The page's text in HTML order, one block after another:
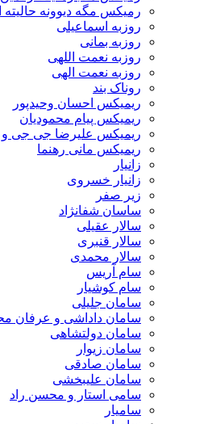
رمیکس مگه دیوونه
روزبه اسماعیلی
روزبه بمانی
روزبه نعمت اللهی
روزبه نعمت الهی
روناک بند
ریمیکس احسان وحیدپور
ریمیکس پیام محمودیان
ریمیکس علیرضا جی جی و
ریمیکس مانی رهنما
زانیار
زانیار خسروی
زیر صفر
ساسان شفانژاد
سالار عقیلی
سالار قنبری
سالار محمدی
سام آریس
سام کوشیار
سامان جلیلی
سامان داداشی و عرفان
سامان دولتشاهی
سامان زیوار
سامان صادقی
سامان علیبخشی
سامی استار و محسن راد
سامیار